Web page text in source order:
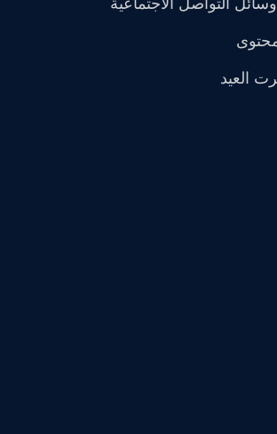
التواصل الاجتماعية